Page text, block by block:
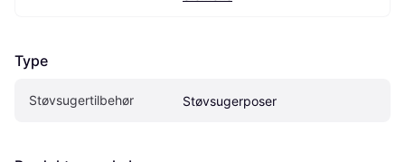
Type
Støvsugertilbehør Støvsugerposer